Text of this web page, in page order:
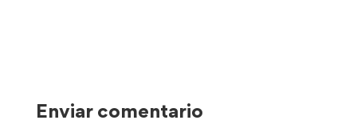
Enviar comentario